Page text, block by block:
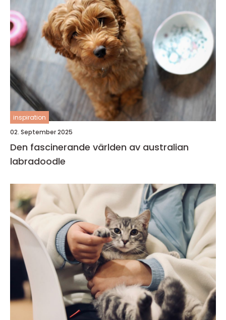
inspiration
02. September 2025
Den fascinerande världen av australian
labradoodle